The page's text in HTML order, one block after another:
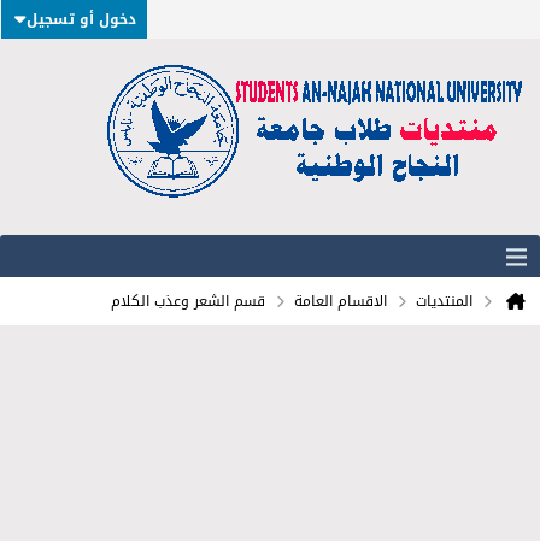
دخول أو تسجيل
المنتديات الاقسام العامة قسم الشعر وعذب الكلام